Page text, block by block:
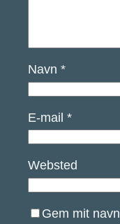
Navn *
E-mail *
Websted
Gem mit